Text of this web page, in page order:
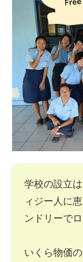
学校の設立
ィジー人に
ンドリーで
いくら物価